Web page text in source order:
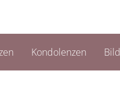
Kondolenzen